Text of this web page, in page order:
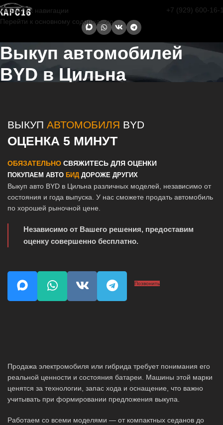
Перейти к навигации
Перейти к основному содержанию
+7 (929) 600-16-
Выкуп автомобилей
BYD в Цильна
ВЫКУП АВТОМОБИЛЯ BYD
ОЦЕНКА 5 МИНУТ
ОБЯЗАТЕЛЬНО СВЯЖИТЕСЬ ДЛЯ ОЦЕНКИ
ПОКУПАЕМ АВТО БИД ДОРОЖЕ ДРУГИХ
Выкуп авто BYD в Цильна различных моделей, независимо от
состояния и года выпуска. У нас сможете продать автомобиль
по хорошей рыночной цене.
Независимо от Вашего решения, предоставим
оценку совершенно бесплатно.
Позвонить
Продажа электромобиля или гибрида требует понимания его
реальной ценности и состояния батареи. Машины этой марки
ценятся за технологии, запас хода и оснащение, что важно
учитывать при формировании предложения выкупа.
Работаем со всеми моделями — от компактных седанов до